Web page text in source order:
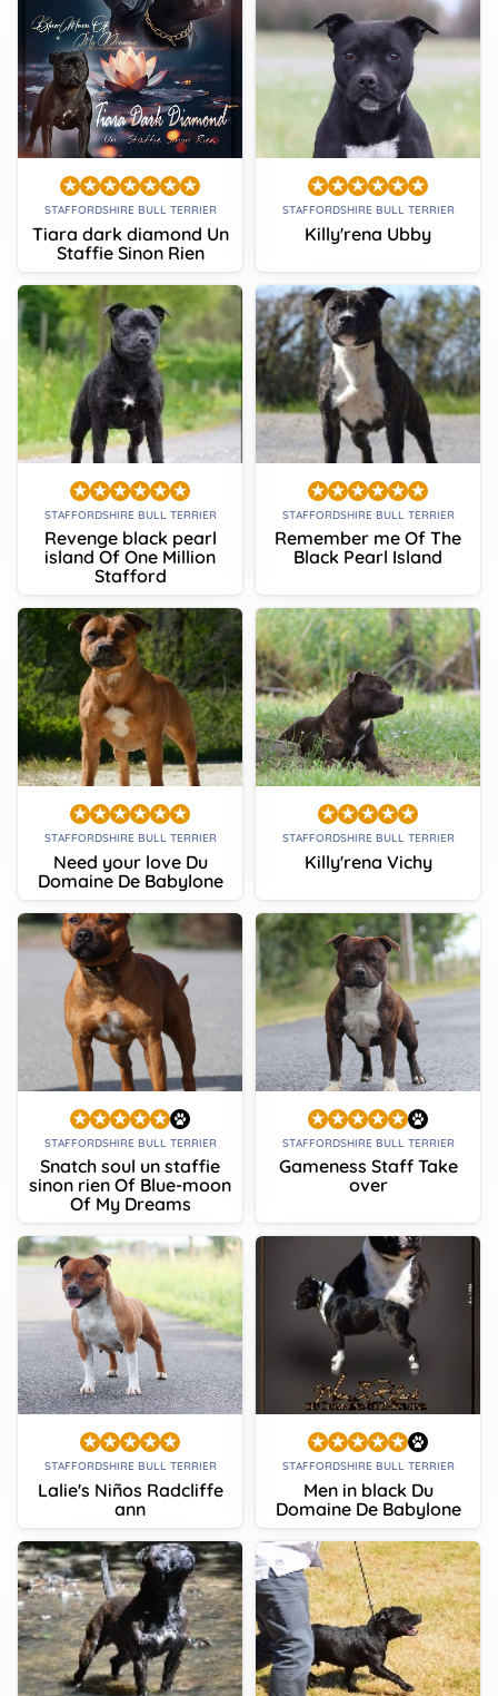
STAFFORDSHIRE BULL TERRIER
Tiara dark diamond Un
Staffie Sinon Rien
STAFFORDSHIRE BULL TERRIER
Killy'rena Ubby
STAFFORDSHIRE BULL TERRIER
Revenge black pearl
island Of One Million
Stafford
STAFFORDSHIRE BULL TERRIER
Remember me Of The
Black Pearl Island
STAFFORDSHIRE BULL TERRIER
Need your love Du
Domaine De Babylone
STAFFORDSHIRE BULL TERRIER
Killy'rena Vichy
STAFFORDSHIRE BULL TERRIER
Snatch soul un staffie
sinon rien Of Blue-moon
Of My Dreams
STAFFORDSHIRE BULL TERRIER
Gameness Staff Take
over
STAFFORDSHIRE BULL TERRIER
Lalie's Niños Radcliffe
ann
STAFFORDSHIRE BULL TERRIER
Men in black Du
Domaine De Babylone